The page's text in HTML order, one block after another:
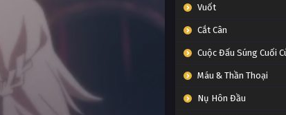
Vuốt
Cắt Cân
Cuộc Đấu Súng Cuối
Máu & Thần Thoại
Nụ Hôn Đầu